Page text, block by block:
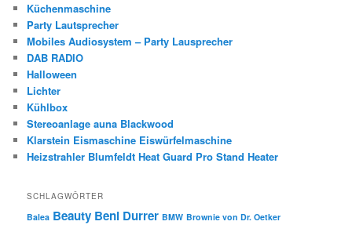
Küchenmaschine
Party Lautsprecher
Mobiles Audiosystem – Party Lausprecher
DAB RADIO
Halloween
Lichter
Kühlbox
Stereoanlage auna Blackwood
Klarstein Eismaschine Eiswürfelmaschine
Heizstrahler Blumfeldt Heat Guard Pro Stand Heater
SCHLAGWÖRTER
Balea Beauty Beni Durrer BMW Brownie von Dr. Oetker